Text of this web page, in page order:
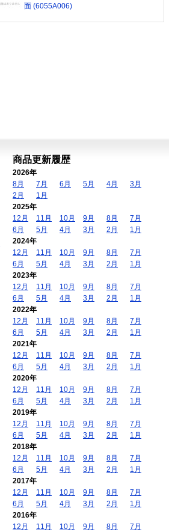
面 (6055A006)
商品更新履歴
2026年
8月
7月 6月 5月 4月
3月
2月
1月
2025年
12月
11月 10月 9月 8月
7月
6月
5月 4月 3月 2月
1月
2024年
12月
11月 10月 9月 8月
7月
6月
5月 4月 3月 2月
1月
2023年
12月
11月 10月 9月 8月
7月
6月
5月 4月 3月 2月
1月
2022年
12月
11月 10月 9月 8月
7月
6月
5月 4月 3月 2月
1月
2021年
12月
11月 10月 9月 8月
7月
6月
5月 4月 3月 2月
1月
2020年
12月
11月 10月 9月 8月
7月
6月
5月 4月 3月 2月
1月
2019年
12月
11月 10月 9月 8月
7月
6月
5月 4月 3月 2月
1月
2018年
12月
11月 10月 9月 8月
7月
6月
5月 4月 3月 2月
1月
2017年
12月
11月 10月 9月 8月
7月
6月
5月 4月 3月 2月
1月
2016年
12月
11月 10月 9月 8月 7月